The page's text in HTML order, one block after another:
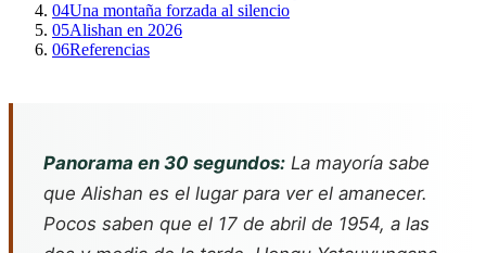
04Una montaña forzada al silencio
05Alishan en 2026
06Referencias
Panorama en 30 segundos: La mayoría sabe
que Alishan es el lugar para ver el amanecer.
Pocos saben que el 17 de abril de 1954, a las